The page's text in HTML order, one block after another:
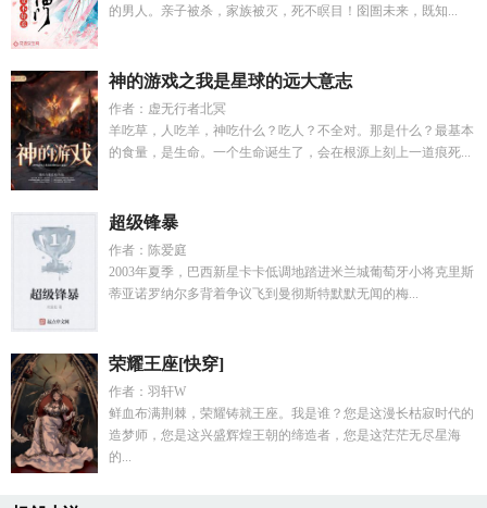
的男人。亲子被杀，家族被灭，死不瞑目！囹圄未来，既知...
神的游戏之我是星球的远大意志
作者：虚无行者北冥
羊吃草，人吃羊，神吃什么？吃人？不全对。那是什么？最基本
的食量，是生命。一个生命诞生了，会在根源上刻上一道痕死...
超级锋暴
作者：陈爱庭
2003年夏季，巴西新星卡卡低调地踏进米兰城葡萄牙小将克里斯
蒂亚诺罗纳尔多背着争议飞到曼彻斯特默默无闻的梅...
荣耀王座[快穿]
作者：羽轩W
鲜血布满荆棘，荣耀铸就王座。我是谁？您是这漫长枯寂时代的
造梦师，您是这兴盛辉煌王朝的缔造者，您是这茫茫无尽星海
的...